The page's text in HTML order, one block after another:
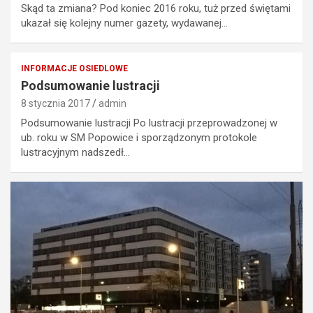
Skąd ta zmiana? Pod koniec 2016 roku, tuż przed świętami
ukazał się kolejny numer gazety, wydawanej…
INFORMACJE OSIEDLOWE
Podsumowanie lustracji
8 stycznia 2017 admin
Podsumowanie lustracji Po lustracji przeprowadzonej w
ub. roku w SM Popowice i sporządzonym protokole
lustracyjnym nadszedł…